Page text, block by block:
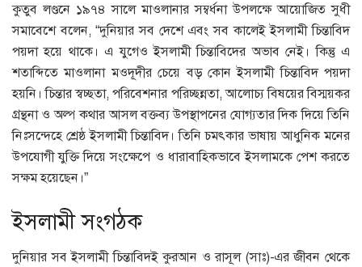
কুতুব লণ্ডনে ১৯৭৪ সালে মাওলানার সম্বর্ধনা উপলক্ষে আয়োজিত সুধী
সমাবেশে বলেন, “দুনিয়ার সব দেশে এবং সব কালেই ইসলামী চিন্তাবিদ
পয়দা হয়ে থাকে। এ যুগেও ইসলামী চিন্তাবিদের অভাব নেই। কিন্তু এ
শতাব্দিতে মাওলানা মওদূদীর চেয়ে বড় কোন ইসলামী চিন্তাবিদ পয়দা
হয়নি। চিন্তার স্বচ্ছতা, পরিবেশনার পরিচ্ছন্নতা, আলোচ্য বিষয়ের বিস্ময়কর
গ্রন্থনা ও অল্প কথার আসল বক্তব্য উপস্থাপনের যোগ্যতার দিক দিয়ে তিনি
নিঃসন্দেহে শ্রেষ্ঠ ইসলামী চিন্তাবিদ। তিনি চমৎকার ভাষায় আধুনিক মনের
উপযোগী যুক্তি দিয়ে সংক্ষেপে ও ধারাবাহিকভাবে ইসলামকে পেশ করতে
সক্ষম হয়েছেন।”
ইসলামী সংগঠক
দুনিয়ার সব ইসলামী চিন্তাবিদই কুরআন ও রাসূল (সাঃ)-এর জীবন থেকে